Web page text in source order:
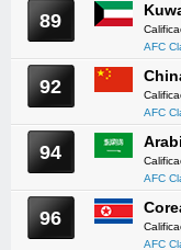
89
AFC
92
AFC
94
AFC
96
AFC